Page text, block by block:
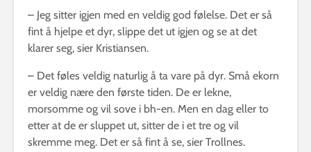
– Jeg sitter igjen med en veldig god følelse. Det er så
fint å hjelpe et dyr, slippe det ut igjen og se at det
klarer seg, sier Kristiansen.
– Det føles veldig naturlig å ta vare på dyr. Små ekorn
er veldig nære den første tiden. De er lekne,
morsomme og vil sove i bh-en. Men en dag eller to
etter at de er sluppet ut, sitter de i et tre og vil
skremme meg. Det er så fint å se, sier Trollnes.